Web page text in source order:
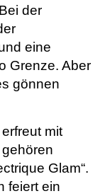
der
eine
Grenze. Aber
gönnen
mit
Glam“.
feiert ein